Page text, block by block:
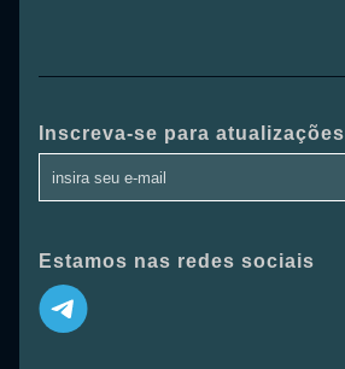
Inscreva-se para atualizações
Estamos nas redes sociais